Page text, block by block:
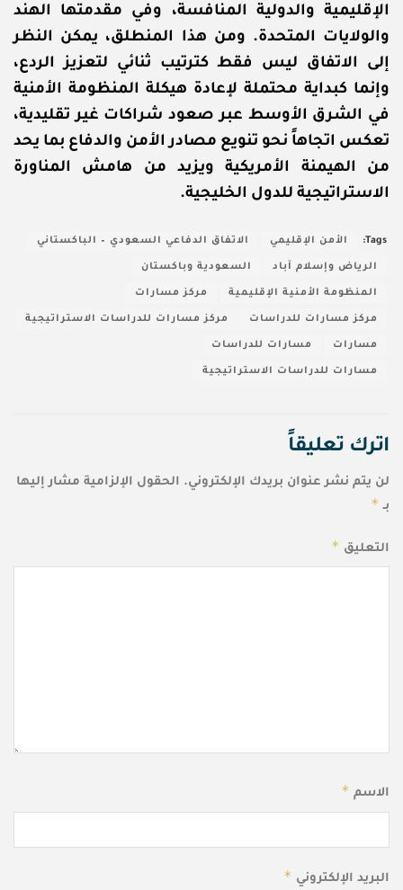
الإقليمية والدولية المنافسة، وفي مقدمتها الهند
والولايات المتحدة. ومن هذا المنطلق، يمكن النظر
إلى الاتفاق ليس فقط كترتيب ثنائي لتعزيز الردع،
وإنما كبداية محتملة لإعادة هيكلة المنظومة الأمنية
في الشرق الأوسط عبر صعود شراكات غير تقليدية،
تعكس اتجاهاً نحو تنويع مصادر الأمن والدفاع بما يحد
من الهيمنة الأمريكية ويزيد من هامش المناورة
الاستراتيجية للدول الخليجية.
Tags: الأمن الإقليمي الاتفاق الدفاعي السعودي – الباكستاني
الرياض وإسلام آباد السعودية وباكستان
المنظومة الأمنية الإقليمية مركز مسارات
مركز مسارات للدراسات مركز مسارات للدراسات الاستراتيجية
مسارات مسارات للدراسات
مسارات للدراسات الاستراتيجية
اترك تعليقاً
لن يتم نشر عنوان بريدك الإلكتروني. الحقول الإلزامية مشار إليها
بـ *
التعليق *
الاسم *
البريد الإلكتروني *